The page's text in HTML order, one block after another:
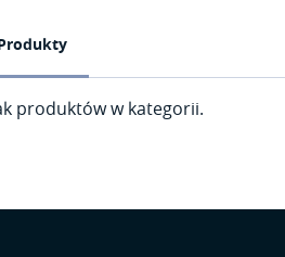
produktów w kategorii.